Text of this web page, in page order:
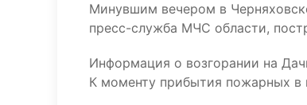
Минувшим вечером в
пресс-служба МЧС области,
Информация о возгорании на
К моменту прибытия пожарных